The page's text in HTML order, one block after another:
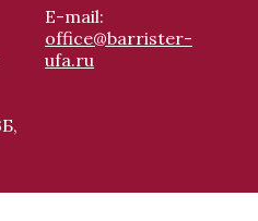
E-mail:
office@barrister-
ufa.ru